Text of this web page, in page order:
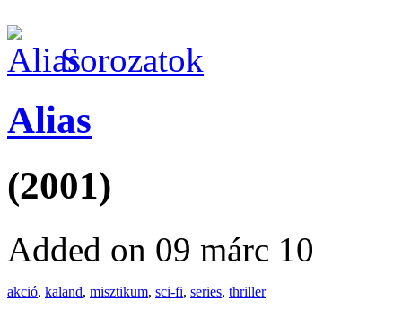
Sorozatok
Alias
(2001)
Added on 09 márc 10
akció, kaland, misztikum, sci-fi, series, thriller